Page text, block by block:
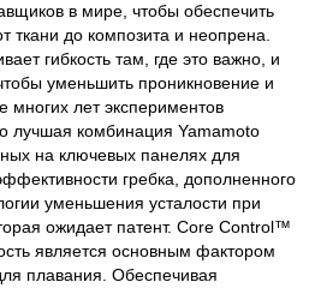
в мире, чтобы обеспечить
ткани до композита и неопрена.
гибкость там, где это важно, и
уменьшить проникновение и
многих лет экспериментов
лучшая комбинация Yamamoto
на ключевых панелях для
гребка, дополненного
уменьшения усталости при
ожидает патент. Core Control™
является основным фактором
плавания. Обеспечивая